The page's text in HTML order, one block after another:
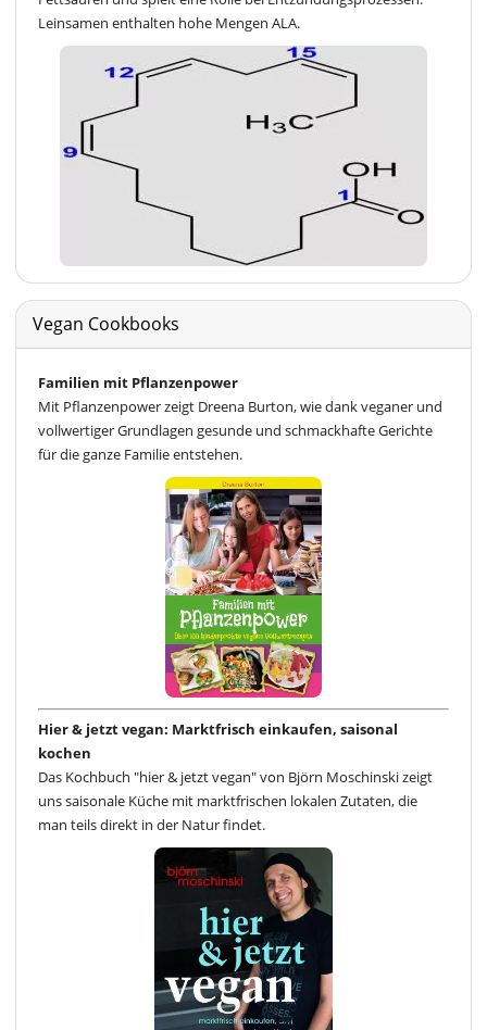
Leinsamen enthalten hohe Mengen ALA.
Vegan Cookbooks
Familien mit Pflanzenpower
Mit Pflanzenpower zeigt Dreena Burton, wie dank veganer und
vollwertiger Grundlagen gesunde und schmackhafte Gerichte
für die ganze Familie entstehen.
Hier & jetzt vegan: Marktfrisch einkaufen, saisonal
kochen
Das Kochbuch "hier & jetzt vegan" von Björn Moschinski zeigt
uns saisonale Küche mit marktfrischen lokalen Zutaten, die
man teils direkt in der Natur findet.